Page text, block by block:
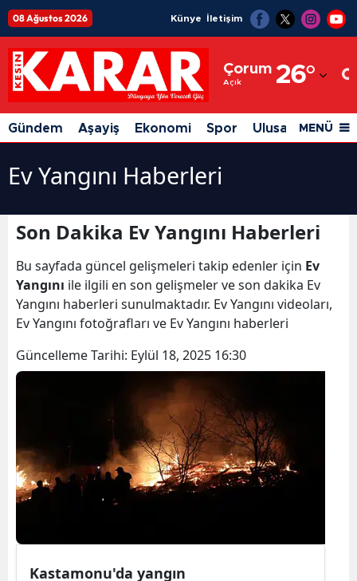
08 Ağustos 2026 Künye İletişim
Çorum
Açık 26°
Adıyaman
Afyonkarahisar
Ağrı
Ankara
Antalya
Artvin
Aydın
Bilecik
Bingöl
Bitlis
Bolu
Gündem Aşayiş Ekonomi Spor Ulusal Siyaset
MENÜ
Ev Yangını Haberleri
Son Dakika Ev Yangını Haberleri
Bu sayfada güncel gelişmeleri takip edenler için Ev
Yangını ile ilgili en son gelişmeler ve son dakika Ev
Yangını haberleri sunulmaktadır. Ev Yangını videoları,
Ev Yangını fotoğrafları ve Ev Yangını haberleri
Güncelleme Tarihi: Eylül 18, 2025 16:30
Kastamonu'da yangın